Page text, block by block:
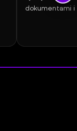
dokumentami i